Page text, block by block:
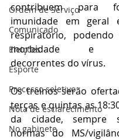
Ordem de Serviço
Comunicado
Eleições
Esporte
Processo seletivo
Nota de esclarecimento
No gabinete
contribuem para
imunidade em geral
respiratório,
morbidade e
decorrentes do vírus.
Os treinos serão
terças e quintas as
da cidade, sempre
normas do MS/